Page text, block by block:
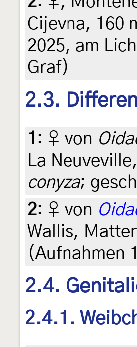
Cijevna, 160
2025, am
Graf)
2.3.
1 : ♀ von
La
conyza;
2: ♀ von
Wallis,
(Aufnahmen
2.4.
2.4.1.